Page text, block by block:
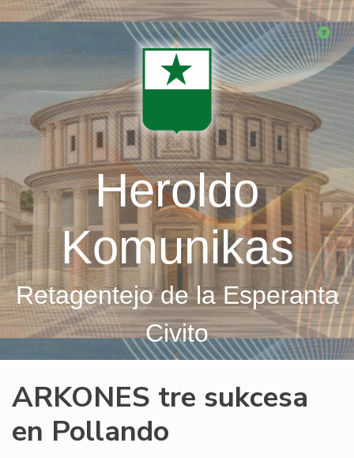
Skip
Heroldo
Komunikas
Retagentejo de la Esperanta
Civito
ARKONES tre sukcesa
en Pollando